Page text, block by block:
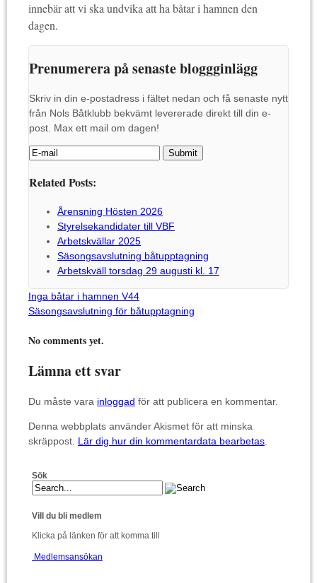
innebär att vi ska undvika att ha båtar i hamnen den
dagen.
Prenumerera på senaste bloggginlägg
Skriv in din e-postadress i fältet nedan och få senaste nytt
från Nols Båtklubb bekvämt levererade direkt till din e-
post. Max ett mail om dagen!
Related Posts:
Årensning Hösten 2026
Styrelsekandidater till VBF
Arbetskvällar 2025
Säsongsavslutning båtupptagning
Arbetskväll torsdag 29 augusti kl. 17
Inga båtar i hamnen V44
Säsongsavslutning för båtupptagning
No comments yet.
Lämna ett svar
Du måste vara inloggad för att publicera en kommentar.
Denna webbplats använder Akismet för att minska
skräppost. Lär dig hur din kommentardata bearbetas.
Sök
Vill du bli medlem
Klicka på länken för att komma till
Medlemsansökan